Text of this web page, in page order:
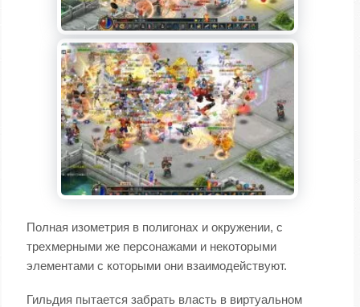
Полная изометрия в полигонах и окружении, с
трехмерными же персонажами и некоторыми
элементами с которыми они взаимодействуют.
Гильдия пытается забрать власть в виртуальном